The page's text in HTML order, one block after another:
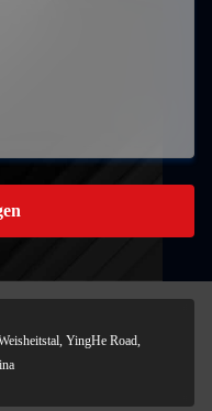
YingHe Road,